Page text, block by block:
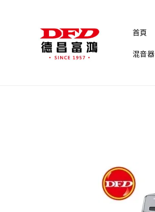
首頁
混音器